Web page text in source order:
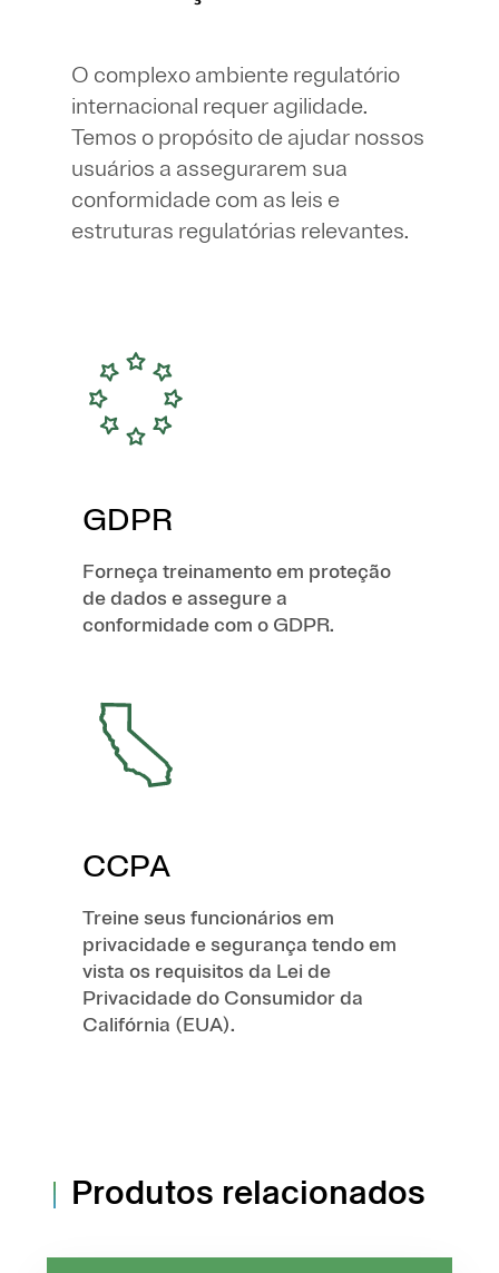
O complexo ambiente regulatório
internacional requer agilidade.
Temos o propósito de ajudar nossos
usuários a assegurarem sua
conformidade com as leis e
estruturas regulatórias relevantes.
GDPR
Forneça treinamento em proteção
de dados e assegure a
conformidade com o GDPR.
CCPA
Treine seus funcionários em
privacidade e segurança tendo em
vista os requisitos da Lei de
Privacidade do Consumidor da
Califórnia (EUA).
Produtos relacionados